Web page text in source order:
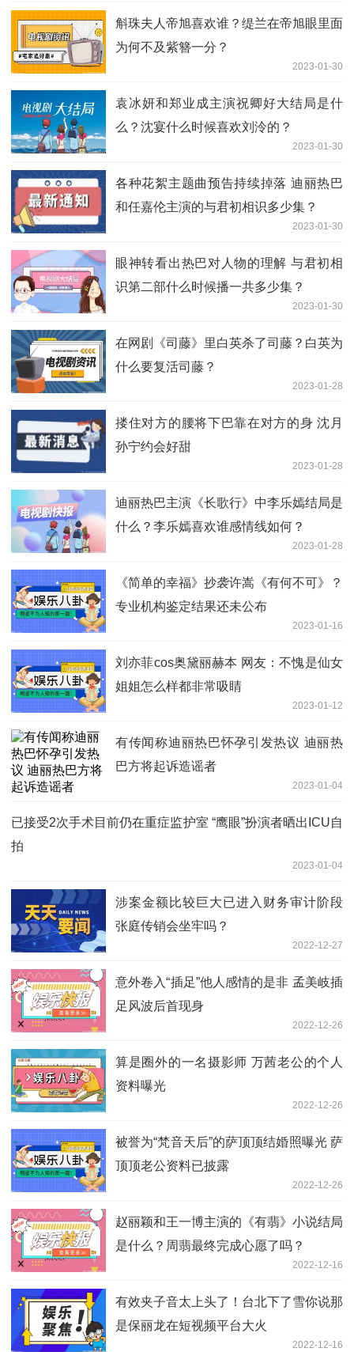
斛珠夫人帝旭喜欢谁？缇兰在帝旭眼里面
为何不及紫簪一分？
2023-01-30
袁冰妍和郑业成主演祝卿好大结局是什
么？沈宴什么时候喜欢刘泠的？
2023-01-30
各种花絮主题曲预告持续掉落 迪丽热巴
和任嘉伦主演的与君初相识多少集？
2023-01-30
眼神转看出热巴对人物的理解 与君初相
识第二部什么时候播一共多少集？
2023-01-30
在网剧《司藤》里白英杀了司藤？白英为
什么要复活司藤？
2023-01-28
搂住对方的腰将下巴靠在对方的身 沈月
孙宁约会好甜
2023-01-28
迪丽热巴主演《长歌行》中李乐嫣结局是
什么？李乐嫣喜欢谁感情线如何？
2023-01-28
《简单的幸福》抄袭许嵩《有何不可》？
专业机构鉴定结果还未公布
2023-01-16
刘亦菲cos奥黛丽赫本 网友：不愧是仙女
姐姐怎么样都非常吸睛
2023-01-12
有传闻称迪丽热巴怀孕引发热议 迪丽热
巴方将起诉造谣者
2023-01-04
已接受2次手术目前仍在重症监护室 “鹰眼”扮演者晒出ICU自
拍
2023-01-04
涉案金额比较巨大已进入财务审计阶段
张庭传销会坐牢吗？
2022-12-27
意外卷入“插足”他人感情的是非 孟美岐插
足风波后首现身
2022-12-26
算是圈外的一名摄影师 万茜老公的个人
资料曝光
2022-12-26
被誉为“梵音天后”的萨顶顶结婚照曝光 萨
顶顶老公资料已披露
2022-12-26
赵丽颖和王一博主演的《有翡》小说结局
是什么？周翡最终完成心愿了吗？
2022-12-16
有效夹子音太上头了！台北下了雪你说那
是保丽龙在短视频平台大火
2022-12-16